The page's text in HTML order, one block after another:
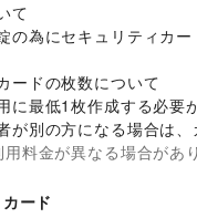
て
の為にセキュリティカ
ードの枚数について
に最低1枚作成する必要
が別の方になる場合は
料金が異なる場合があ
ード